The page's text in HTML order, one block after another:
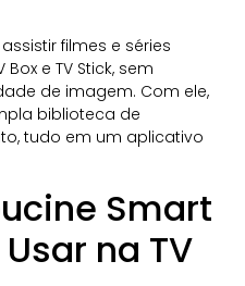
filmes e séries
e TV Stick, sem
de imagem. Com ele,
biblioteca de
tudo em um aplicativo
Smart
na TV